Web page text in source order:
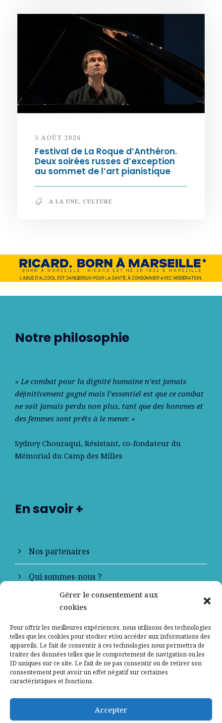
Gérer le consentement aux
cookies
Pour offrir les meilleures expériences, nous utilisons des technologies
telles que les cookies pour stocker et/ou accéder aux informations des
appareils. Le fait de consentir à ces technologies nous permettra de
traiter des données telles que le comportement de navigation ou les
ID uniques sur ce site. Le fait de ne pas consentir ou de retirer son
consentement peut avoir un effet négatif sur certaines
caractéristiques et fonctions.
Accepter
5 AOÛT 2026
Festival de La Roque d’Anthéron.
Deux soirées russes d’exception
au sommet de l’art pianistique
A LA UNE, CULTURE
Notre philosophie
« Le combat pour la dignité humaine n’est jamais
déﬁnitivement gagné mais l’essentiel est que ce combat
ne soit jamais perdu non plus, tant que des hommes et
des femmes sont prêts à le mener. »
Sydney Chouraqui, Résistant, co-fondateur du
Mémorial du Camp des Milles
En savoir +
Nos partenaires
Qui sommes-nous ?
Contactez-nous
Mentions légales
Politique de confidentialité